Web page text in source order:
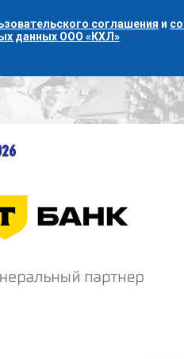
соглашения и
данных ООО «КХЛ»